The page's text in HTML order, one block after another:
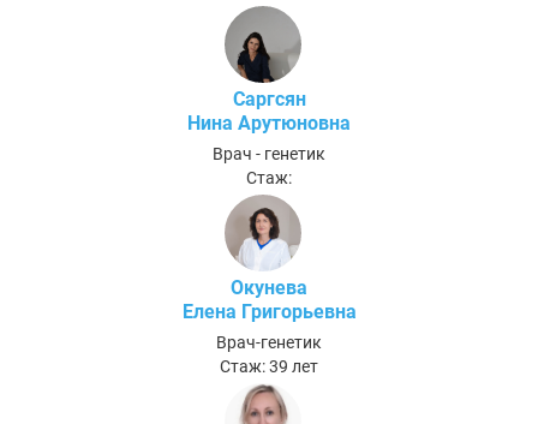
Саргсян
Нина Арутюновна
Врач - генетик
Стаж:
Окунева
Елена Григорьевна
Врач-генетик
Стаж: 39 лет